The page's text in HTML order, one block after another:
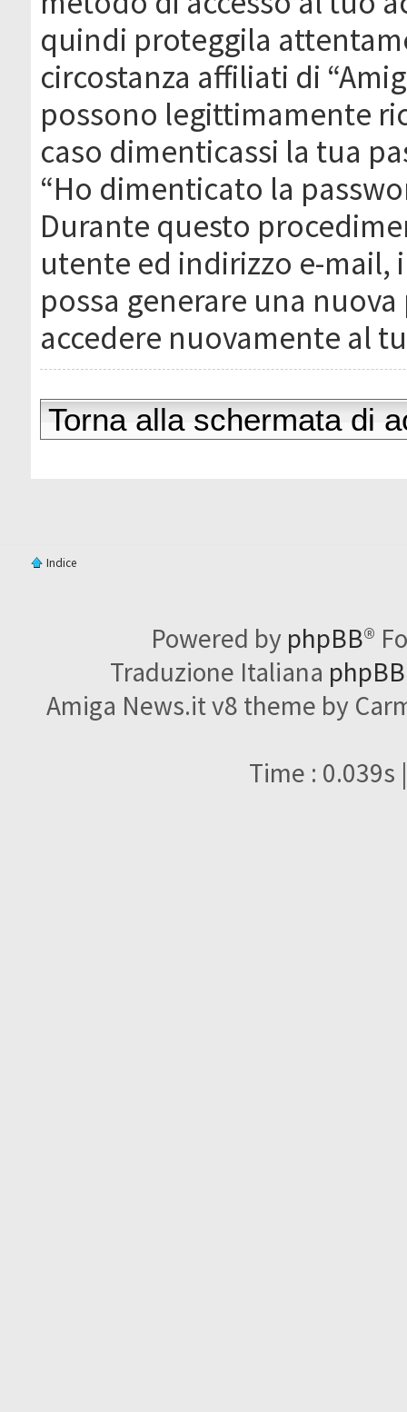
quindi proteggila
circostanza affiliati di
possono legittimamente
caso dimenticassi la tua
“Ho dimenticato la
Durante questo
utente ed indirizzo e-mail,
possa generare una
accedere nuovamente al
Torna alla schermata di
Indice
Powered by phpBB®
Traduzione Italiana
Amiga News.it v8 theme by
Time : 0.039s